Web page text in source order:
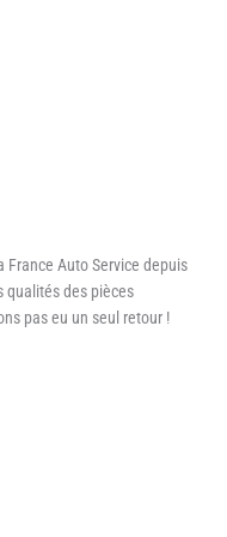
France Auto Service depuis
qualités des pièces
pas eu un seul retour !